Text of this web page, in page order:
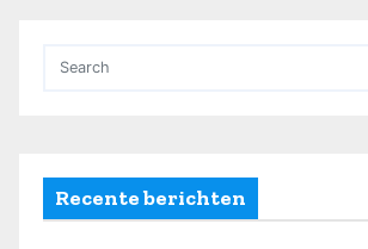
Recente berichten